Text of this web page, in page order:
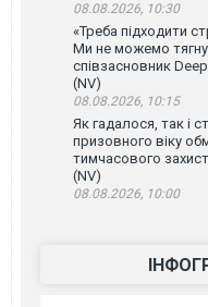
08.08.2026, 10:30
«Треба підходити
Ми не можемо
співзасновник
(NV)
08.08.2026, 10:15
Як гадалося, так і
призовного віку
тимчасового
(NV)
08.08.2026, 10:00